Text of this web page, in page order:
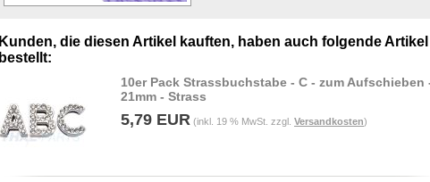
Kunden, die diesen Artikel kauften, haben auch folgende Artikel
bestellt:
10er Pack Strassbuchstabe - C - zum Aufschieben
21mm - Strass
5,79 EUR (inkl. 19 % MwSt. zzgl. Versandkosten)